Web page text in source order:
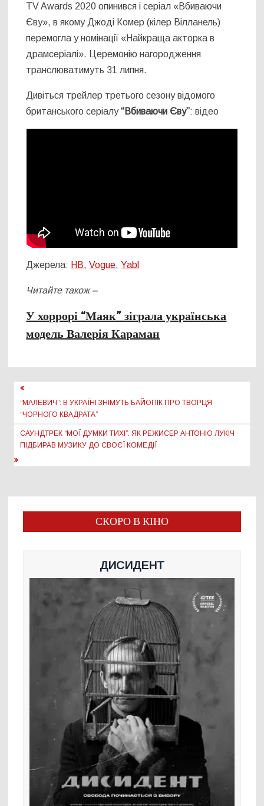
TV Awards 2020 опинився і серіал «Вбиваючи
Єву», в якому Джоді Комер (кілер Вілланель)
перемогла у номінації «Найкраща акторка в
драмсеріалі». Церемонію нагородження
транслюватимуть 31 липня.
Дивіться трейлер третього сезону відомого
британського серіалу“Вбиваючи Єву”: відео
Джерела: НВ,Vogue,Yabl
Читайте також –
У хоррорі “Маяк” зіграла українська
модель Валерія Караман
Навігація
записів
“МАЛЕВИЧ”: В УКРАЇНІ ЗНІМУТЬ БАЙОПІК ПРО ТВОРЦЯ
“ЧОРНОГО КВАДРАТА”
САУНДТРЕК “МОЇ ДУМКИ ТИХІ”: ЯК РЕЖИСЕР АНТОНІО ЛУКІЧ
ПІДБИРАВ МУЗИКУ ДО СВОЄЇ КОМЕДІЇ
СКОРО В КІНО
ДИСИДЕНТ